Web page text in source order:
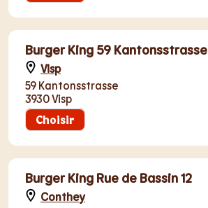
Burger King 59 Kantonsstrasse
Visp
59 Kantonsstrasse
3930 Visp
Choisir
Burger King Rue de Bassin 12
Conthey